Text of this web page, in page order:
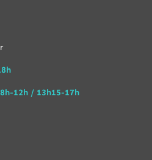
12h / 13h15-17h